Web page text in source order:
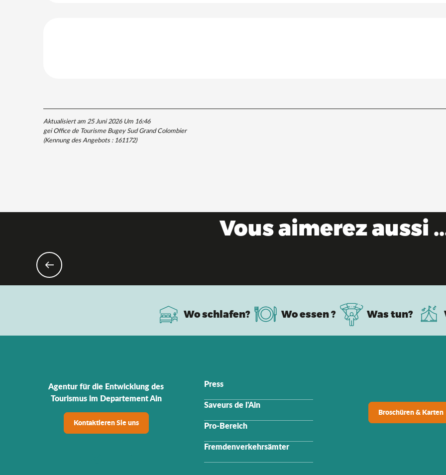
Aktualisiert am 25 Juni 2026 Um 16:46
gei Office de Tourisme Bugey Sud Grand Colombier
(Kennung des Angebots :161172)
Vous aimerez aussi
Wo schlafen? Wo essen ? Was tun?
Agentur für die Entwicklung des
Tourismus im Departement Ain
Kontaktieren Sie uns
Press
Saveurs de l'Ain
Pro-Bereich
Fremdenverkehrsämter
Broschüren & Karten